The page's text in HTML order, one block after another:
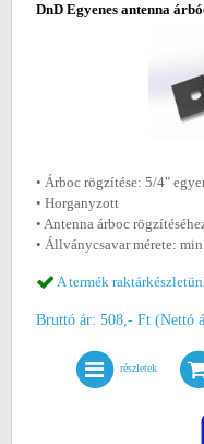
DnD Egyenes antenna
• Árboc rögzítése: 5/4"
• Horganyzott
• Antenna árboc
• Állványcsavar mérete:
A termék
Bruttó ár: 508,- Ft (Nettó
részletek